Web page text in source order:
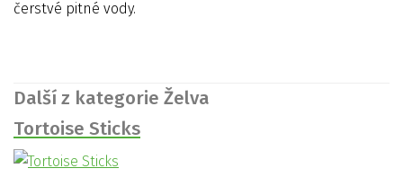
čerstvé pitné vody.
Další z kategorie Želva
Tortoise Sticks